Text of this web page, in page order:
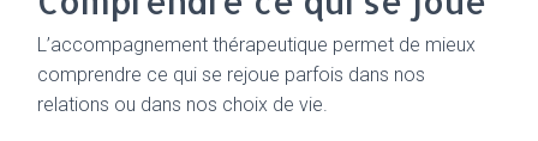
L’accompagnement thérapeutique permet de mieux
comprendre ce qui se rejoue parfois dans nos
relations ou dans nos choix de vie.